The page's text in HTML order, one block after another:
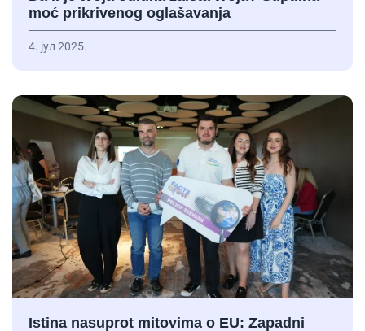
moć prikrivenog oglašavanja
4. јул 2025.
Istina nasuprot mitovima o EU: Zapadni